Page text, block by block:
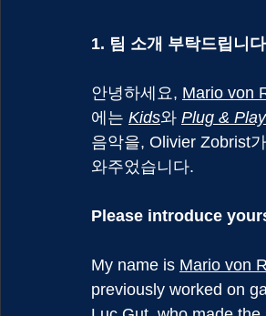
1. 팀 소개 부탁드립니
안녕하세요, Mario von
에는 Kids와 Plug & Play
음악을, Olivier Zobrist
와주었습니다.
Please introduce
My name is Mario von
previously worked on